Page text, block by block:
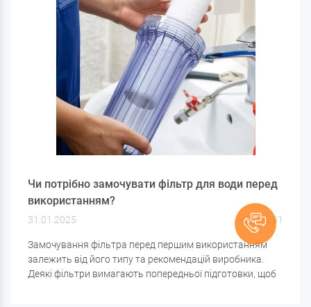
Чи потрібно замочувати фільтр для води перед
використанням?
31.01.2025 1281
Замочування фільтра перед першим використанням
залежить від його типу та рекомендацій виробника.
Деякі фільтри вимагають попередньої підготовки, щоб